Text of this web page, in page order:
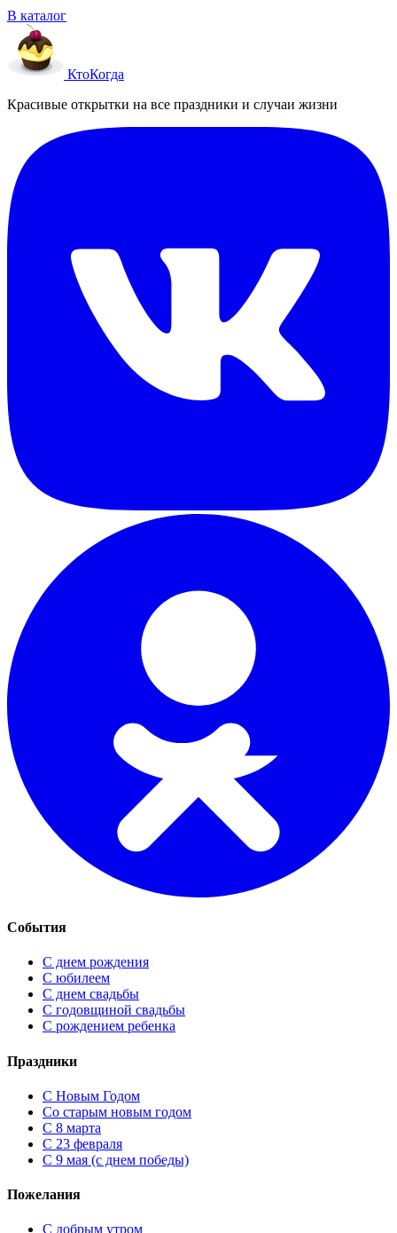
В каталог
КтоКогда
Красивые открытки на все праздники и случаи жизни
События
С днем рождения
С юбилеем
С днем свадьбы
С годовщиной свадьбы
С рождением ребенка
Праздники
C Новым Годом
Cо старым новым годом
С 8 марта
С 23 февраля
С 9 мая (с днем победы)
Пожелания
С добрым утром